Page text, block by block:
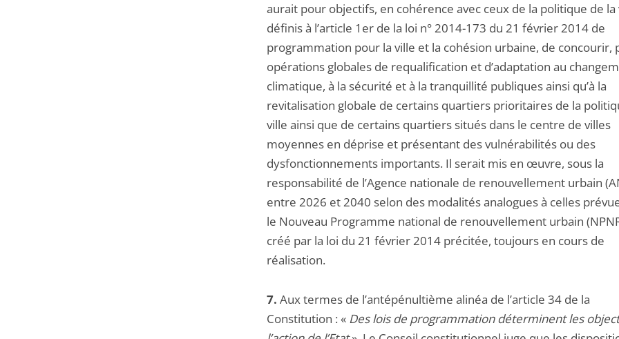
aurait pour objectifs, en cohérence avec ceux de la politique de la
définis à l’article 1er de la loi n° 2014-173 du 21 février 2014 de
programmation pour la ville et la cohésion urbaine, de concourir,
opérations globales de requalification et d’adaptation au
climatique, à la sécurité et à la tranquillité publiques ainsi qu’à la
revitalisation globale de certains quartiers prioritaires de la
ville ainsi que de certains quartiers situés dans le centre de villes
moyennes en déprise et présentant des vulnérabilités ou des
dysfonctionnements importants. Il serait mis en œuvre, sous la
responsabilité de l’Agence nationale de renouvellement urbain
entre 2026 et 2040 selon des modalités analogues à celles
le Nouveau Programme national de renouvellement urbain
créé par la loi du 21 février 2014 précitée, toujours en cours de
réalisation.
7. Aux termes de l’antépénultième alinéa de l’article 34 de la
Constitution : « Des lois de programmation déterminent les